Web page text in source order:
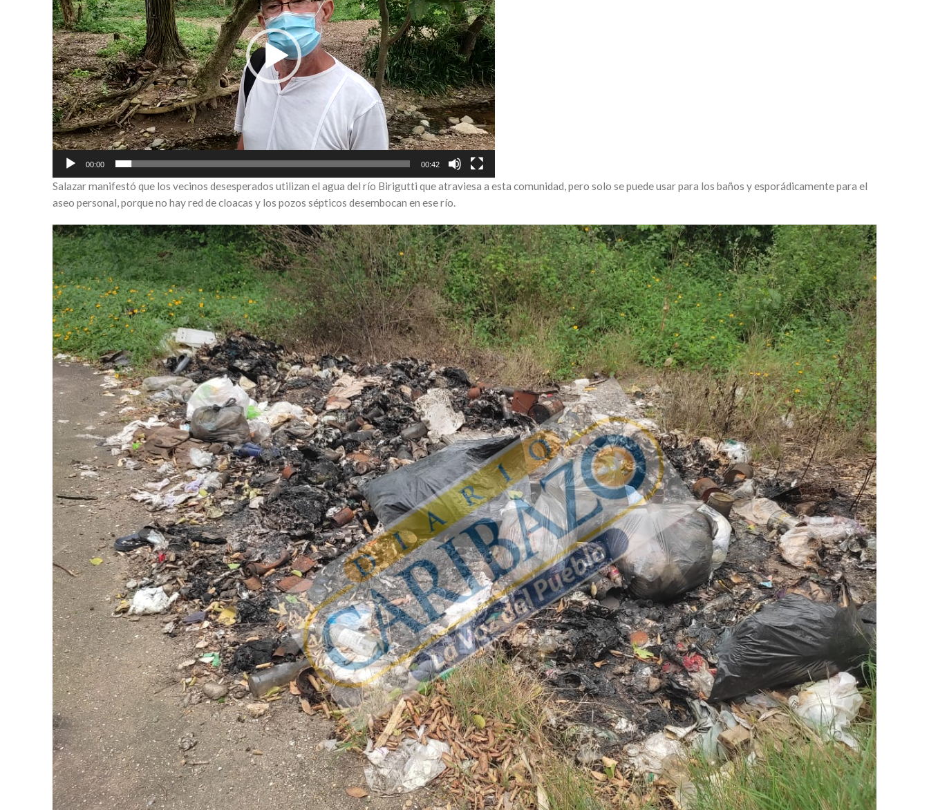
00:00 00:42
Salazar manifestó que los vecinos desesperados utilizan el agua del río Birigutti que atraviesa a esta comunidad, pero solo se puede usar para los baños y esporádicamente para el
aseo personal, porque no hay red de cloacas y los pozos sépticos desembocan en ese río.